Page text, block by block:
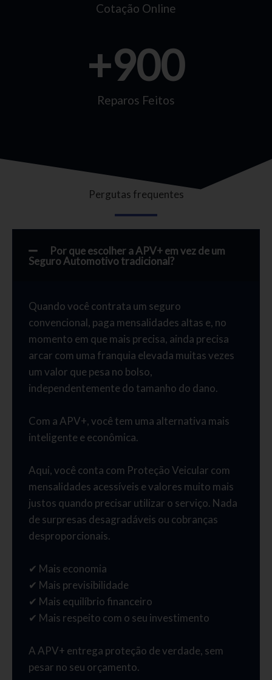
Cotação Online
Reparos Feitos
+900
Pergutas frequentes
Por que escolher a APV+ em vez de um
Seguro Automotivo tradicional?
Quando você contrata um seguro
convencional, paga mensalidades altas e, no
momento em que mais precisa, ainda precisa
arcar com uma franquia elevada muitas vezes
um valor que pesa no bolso,
independentemente do tamanho do dano.
Com a APV+, você tem uma alternativa mais
inteligente e econômica.
Aqui, você conta com Proteção Veicular com
mensalidades acessíveis e valores muito mais
justos quando precisar utilizar o serviço. Nada
de surpresas desagradáveis ou cobranças
desproporcionais.
✔ Mais economia
✔ Mais previsibilidade
✔ Mais equilíbrio financeiro
✔ Mais respeito com o seu investimento
A APV+ entrega proteção de verdade, sem
pesar no seu orçamento.